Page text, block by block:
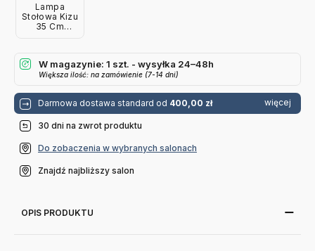
Lampa
Stołowa Kizu
35 Cm
W magazynie: 1 szt. - wysyłka 24–48h
Większa ilość: na zamówienie (7-14 dni)
Darmowa dostawa standard od 400,00 zł więcej
30 dni na zwrot produktu
Do zobaczenia w wybranych salonach
Znajdź najbliższy salon
OPIS PRODUKTU